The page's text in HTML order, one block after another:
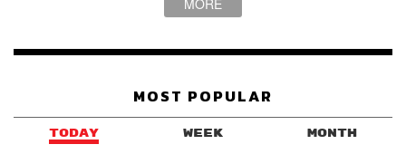
MORE
MOST POPULAR
TODAY WEEK MONTH